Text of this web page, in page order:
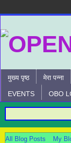
मुख्य पृष्ठ मेरा पन्ना
EVENTS OBO
All Blog Posts My